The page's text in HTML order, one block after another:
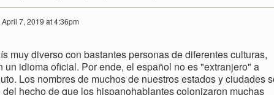
April 7, 2019 at 4:36pm
muy diverso con bastantes personas de diferentes culturas,
un idioma oficial. Por ende, el español no es "extranjero" a
Los nombres de muchos de nuestros estados y ciudades
hecho de que los hispanohablantes colonizaron muchas